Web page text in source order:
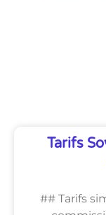
Tarifs
## Tarifs